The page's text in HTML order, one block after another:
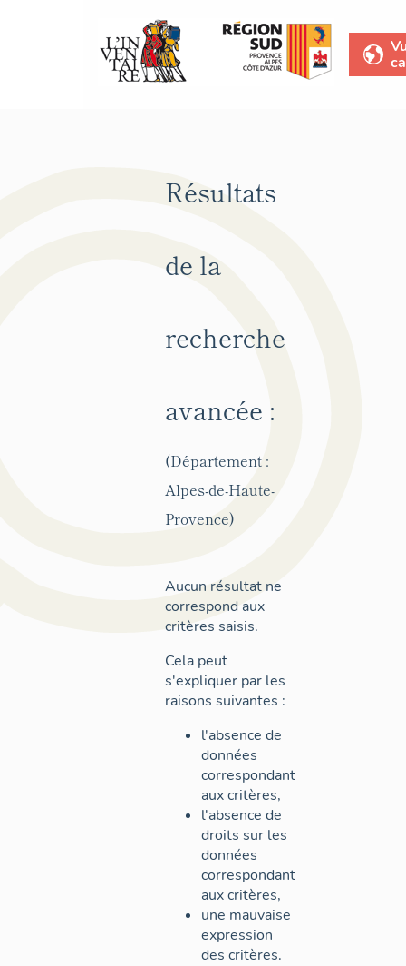
Résultats
de la
recherche
avancée :
(Département :
Alpes-de-Haute-
Provence)
Aucun résultat ne
correspond aux
critères saisis.
Cela peut
s'expliquer par les
raisons suivantes :
l'absence de
données
correspondant
aux critères,
l'absence de
droits sur les
données
correspondant
aux critères,
une mauvaise
expression
des critères.